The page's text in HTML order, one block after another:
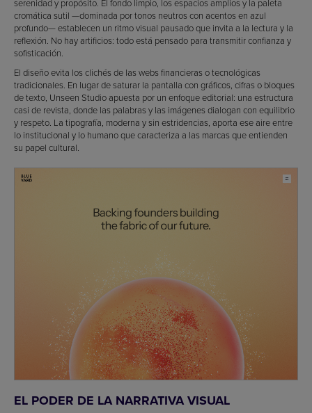
serenidad y propósito. El fondo limpio, los espacios amplios y la paleta
cromática sutil —dominada por tonos neutros con acentos en azul
profundo— establecen un ritmo visual pausado que invita a la lectura y la
reflexión. No hay artificios: todo está pensado para transmitir confianza y
sofisticación.
El diseño evita los clichés de las webs financieras o tecnológicas
tradicionales. En lugar de saturar la pantalla con gráficos, cifras o bloques
de texto, Unseen Studio apuesta por un enfoque editorial: una estructura
casi de revista, donde las palabras y las imágenes dialogan con equilibrio
y respeto. La tipografía, moderna y sin estridencias, aporta ese aire entre
lo institucional y lo humano que caracteriza a las marcas que entienden
su papel cultural.
EL PODER DE LA NARRATIVA VISUAL